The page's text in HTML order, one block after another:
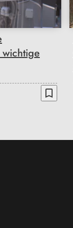
bookmark_border